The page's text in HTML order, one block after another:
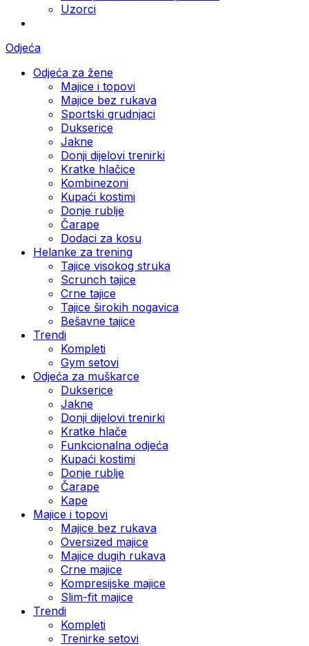
Uzorci
Odjeća
Odjeća za žene
Majice i topovi
Majice bez rukava
Sportski grudnjaci
Dukserice
Jakne
Donji dijelovi trenirki
Kratke hlačice
Kombinezoni
Kupaći kostimi
Donje rublje
Čarape
Dodaci za kosu
Helanke za trening
Tajice visokog struka
Scrunch tajice
Crne tajice
Tajice širokih nogavica
Bešavne tajice
Trendi
Kompleti
Gym setovi
Odjeća za muškarce
Dukserice
Jakne
Donji dijelovi trenirki
Kratke hlače
Funkcionalna odjeća
Kupaći kostimi
Donje rublje
Čarape
Kape
Majice i topovi
Majice bez rukava
Oversized majice
Majice dugih rukava
Crne majice
Kompresijske majice
Slim-fit majice
Trendi
Kompleti
Trenirke setovi